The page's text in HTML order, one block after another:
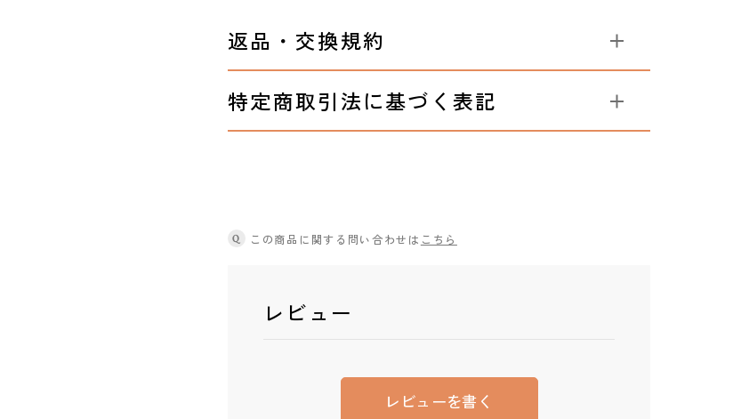
返品・交換規約
特定商取引法に基づく表記
Q この商品に関する問い合わせは こちら
レビュー
レビューを書く